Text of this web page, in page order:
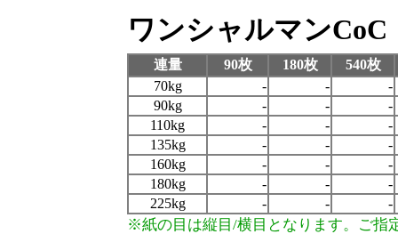
ワンシャルマン
連量 90枚 180枚
540枚
70kg
- -
-
90kg
- -
-
110kg
- -
-
135kg
- -
-
160kg
- -
-
180kg
- -
-
225kg
- - -
※紙の目は縦目/横目となります。ご指